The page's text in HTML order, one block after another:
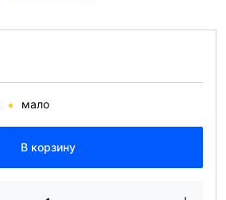
мало
В корзину